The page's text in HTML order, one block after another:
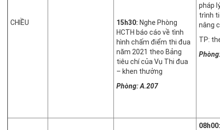
CHIỀU 15h30: Nghe Phòng
HCTH báo cáo về tình
hình chấm điểm thi đua
năm 2021 theo Bảng
tiêu chí của Vụ Thi đua
– khen thưởng
Phòng: A.207
pháp
trình
nâng
TP:
08h00: